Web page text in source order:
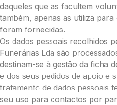
daqueles que as facultem
também, apenas as utiliza
foram fornecidas.
Os dados pessoais recolhidos
Funerárias Lda são
destinam-se à gestão da ficha
e dos seus pedidos de apoio e
tratamento de dados pessoais
seu uso para contactos por